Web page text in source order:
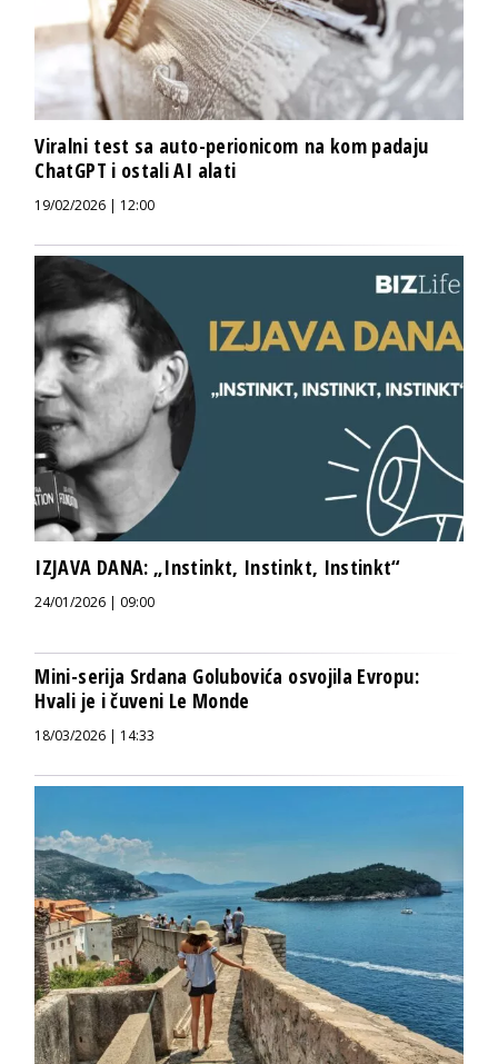
Viralni test sa auto-perionicom na kom padaju
ChatGPT i ostali AI alati
19/02/2026 | 12:00
IZJAVA DANA: „Instinkt, Instinkt, Instinkt“
24/01/2026 | 09:00
Mini-serija Srdana Golubovića osvojila Evropu:
Hvali je i čuveni Le Monde
18/03/2026 | 14:33